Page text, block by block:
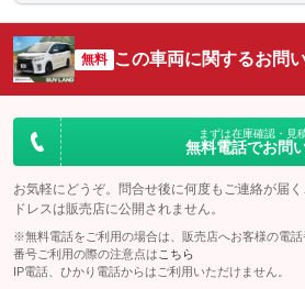
無料 この車両に関するお問
まずは在庫確認・見
無料電話でお問
お気軽にどうぞ。問合せ後に何度もご連絡が届
ドレスは販売店に公開されません。
※無料電話をご利用の場合は、販売店へお客様の電
番号ご利用の際の注意点は こちら
IP電話、ひかり電話からはご利用いただけません。